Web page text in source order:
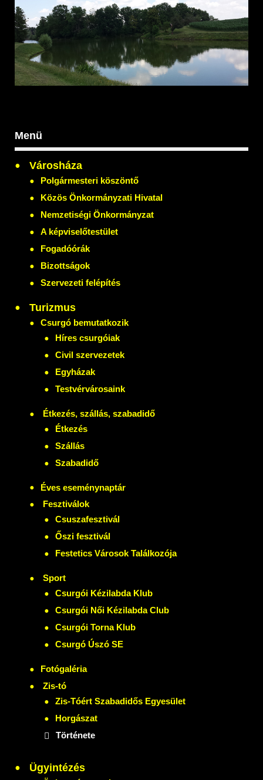
Menü
Városháza
Polgármesteri köszöntő
Közös Önkormányzati Hivatal
Nemzetiségi Önkormányzat
A képviselőtestület
Fogadóórák
Bizottságok
Szervezeti felépítés
Turizmus
Csurgó bemutatkozik
Híres csurgóiak
Civil szervezetek
Egyházak
Testvérvárosaink
Étkezés, szállás, szabadidő
Étkezés
Szállás
Szabadidő
Éves eseménynaptár
Fesztiválok
Csuszafesztivál
Őszi fesztivál
Festetics Városok Találkozója
Sport
Csurgói Kézilabda Klub
Csurgói Női Kézilabda Club
Csurgói Torna Klub
Csurgó Úszó SE
Fotógaléria
Zis-tó
Zis-Tóért Szabadidős Egyesület
Horgászat
Története
Ügyintézés